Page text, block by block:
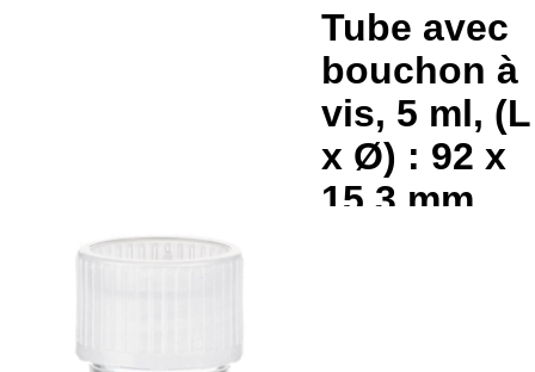
Tube avec
bouchon à
vis, 5 ml, (L
x Ø) : 92 x
15,3 mm,